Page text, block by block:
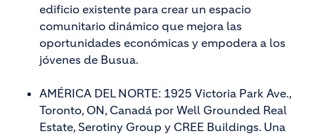
edificio existente para crear un espacio
comunitario dinámico que mejora las
oportunidades económicas y empodera a los
jóvenes de Busua.
AMÉRICA DEL NORTE: 1925 Victoria Park Ave.,
Toronto, ON, Canadá por Well Grounded Real
Estate, Serotiny Group y CREE Buildings. Una